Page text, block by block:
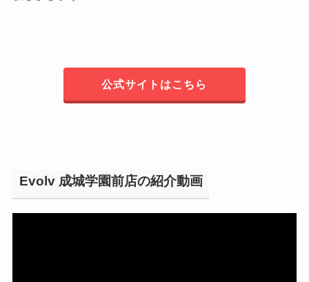
公式サイトはこちら
Evolv 成城学園前店の紹介動画